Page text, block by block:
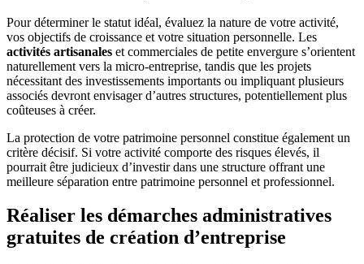
Pour déterminer le statut idéal, évaluez la nature de votre activité,
vos objectifs de croissance et votre situation personnelle. Les
activités artisanales et commerciales de petite envergure s’orientent
naturellement vers la micro-entreprise, tandis que les projets
nécessitant des investissements importants ou impliquant plusieurs
associés devront envisager d’autres structures, potentiellement plus
coûteuses à créer.
La protection de votre patrimoine personnel constitue également un
critère décisif. Si votre activité comporte des risques élevés, il
pourrait être judicieux d’investir dans une structure offrant une
meilleure séparation entre patrimoine personnel et professionnel.
Réaliser les démarches administratives
gratuites de création d’entreprise